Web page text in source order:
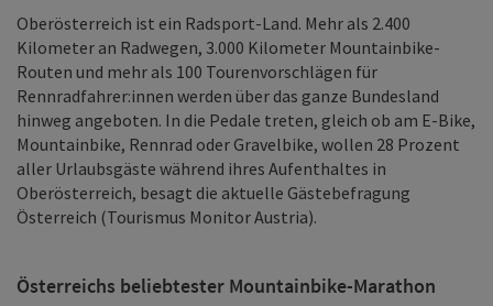
Oberösterreich ist ein Radsport-Land. Mehr als 2.400
Kilometer an Radwegen, 3.000 Kilometer Mountainbike-
Routen und mehr als 100 Tourenvorschlägen für
Rennradfahrer:innen werden über das ganze Bundesland
hinweg angeboten. In die Pedale treten, gleich ob am E-Bike,
Mountainbike, Rennrad oder Gravelbike, wollen 28 Prozent
aller Urlaubsgäste während ihres Aufenthaltes in
Oberösterreich, besagt die aktuelle Gästebefragung
Österreich (Tourismus Monitor Austria).
Österreichs beliebtester Mountainbike-Marathon